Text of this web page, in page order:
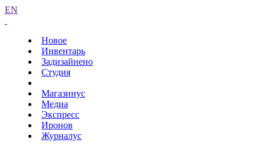
EN
Новое
Инвентарь
Задизайнено
Студия
Магазинус
Медиа
Экспресс
Иронов
Журналус